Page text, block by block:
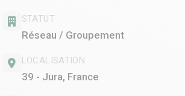
STATUT
Réseau / Groupement
LOCALISATION
39 - Jura, France